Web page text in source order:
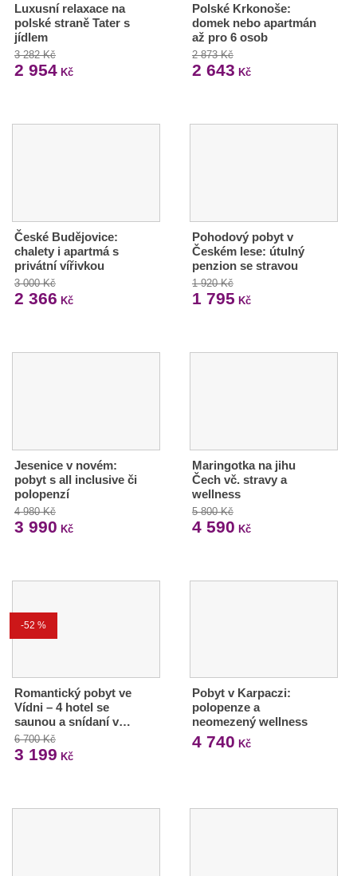
Luxusní relaxace na
polské straně Tater s
jídlem
3 282 Kč
2 954 Kč
Polské Krkonoše:
domek nebo apartmán
až pro 6 osob
2 873 Kč
2 643 Kč
České Budějovice:
chalety i apartmá s
privátní vířivkou
3 000 Kč
2 366 Kč
Pohodový pobyt v
Českém lese: útulný
penzion se stravou
1 920 Kč
1 795 Kč
Jesenice v novém:
pobyt s all inclusive či
polopenzí
4 980 Kč
3 990 Kč
Maringotka na jihu
Čech vč. stravy a
wellness
5 800 Kč
4 590 Kč
-52 %
Romantický pobyt ve
Vídni – 4 hotel se
saunou a snídaní v…
6 700 Kč
3 199 Kč
Pobyt v Karpaczi:
polopenze a
neomezený wellness
4 740 Kč